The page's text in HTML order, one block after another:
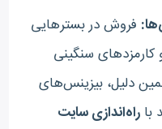
فروش در بسترهایی
کارمزدهای سنگینی
به همین دلیل، بیزینس‌های
باراه‌اندازی سایت